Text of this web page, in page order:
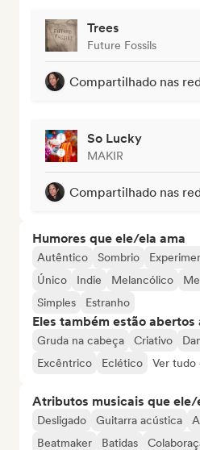
Trees
Future Fossils
Compartilhado nas
So Lucky
MAKIR
Compartilhado nas
Humores que ele/ela ama
Autêntico Sombrio
Único
Indie Melancólico
Simples
Estranho
Eles também estão abertos
Gruda na cabeça Criativo
Excêntrico
Eclético Ver tudo
Atributos musicais que ele/
Desligado Guitarra acústica
Beatmaker
Batidas